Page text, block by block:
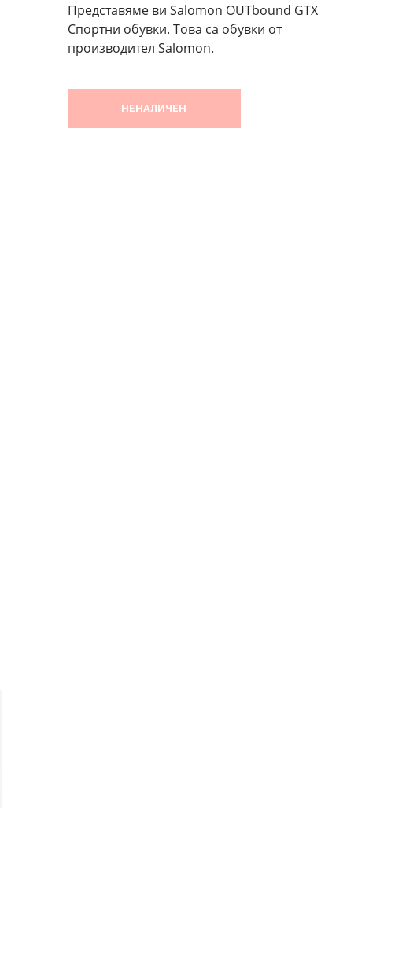
Представяме ви Salomon OUTbound GTX
Спортни обувки. Това са обувки от
производител Salomon.
НЕНАЛИЧЕН